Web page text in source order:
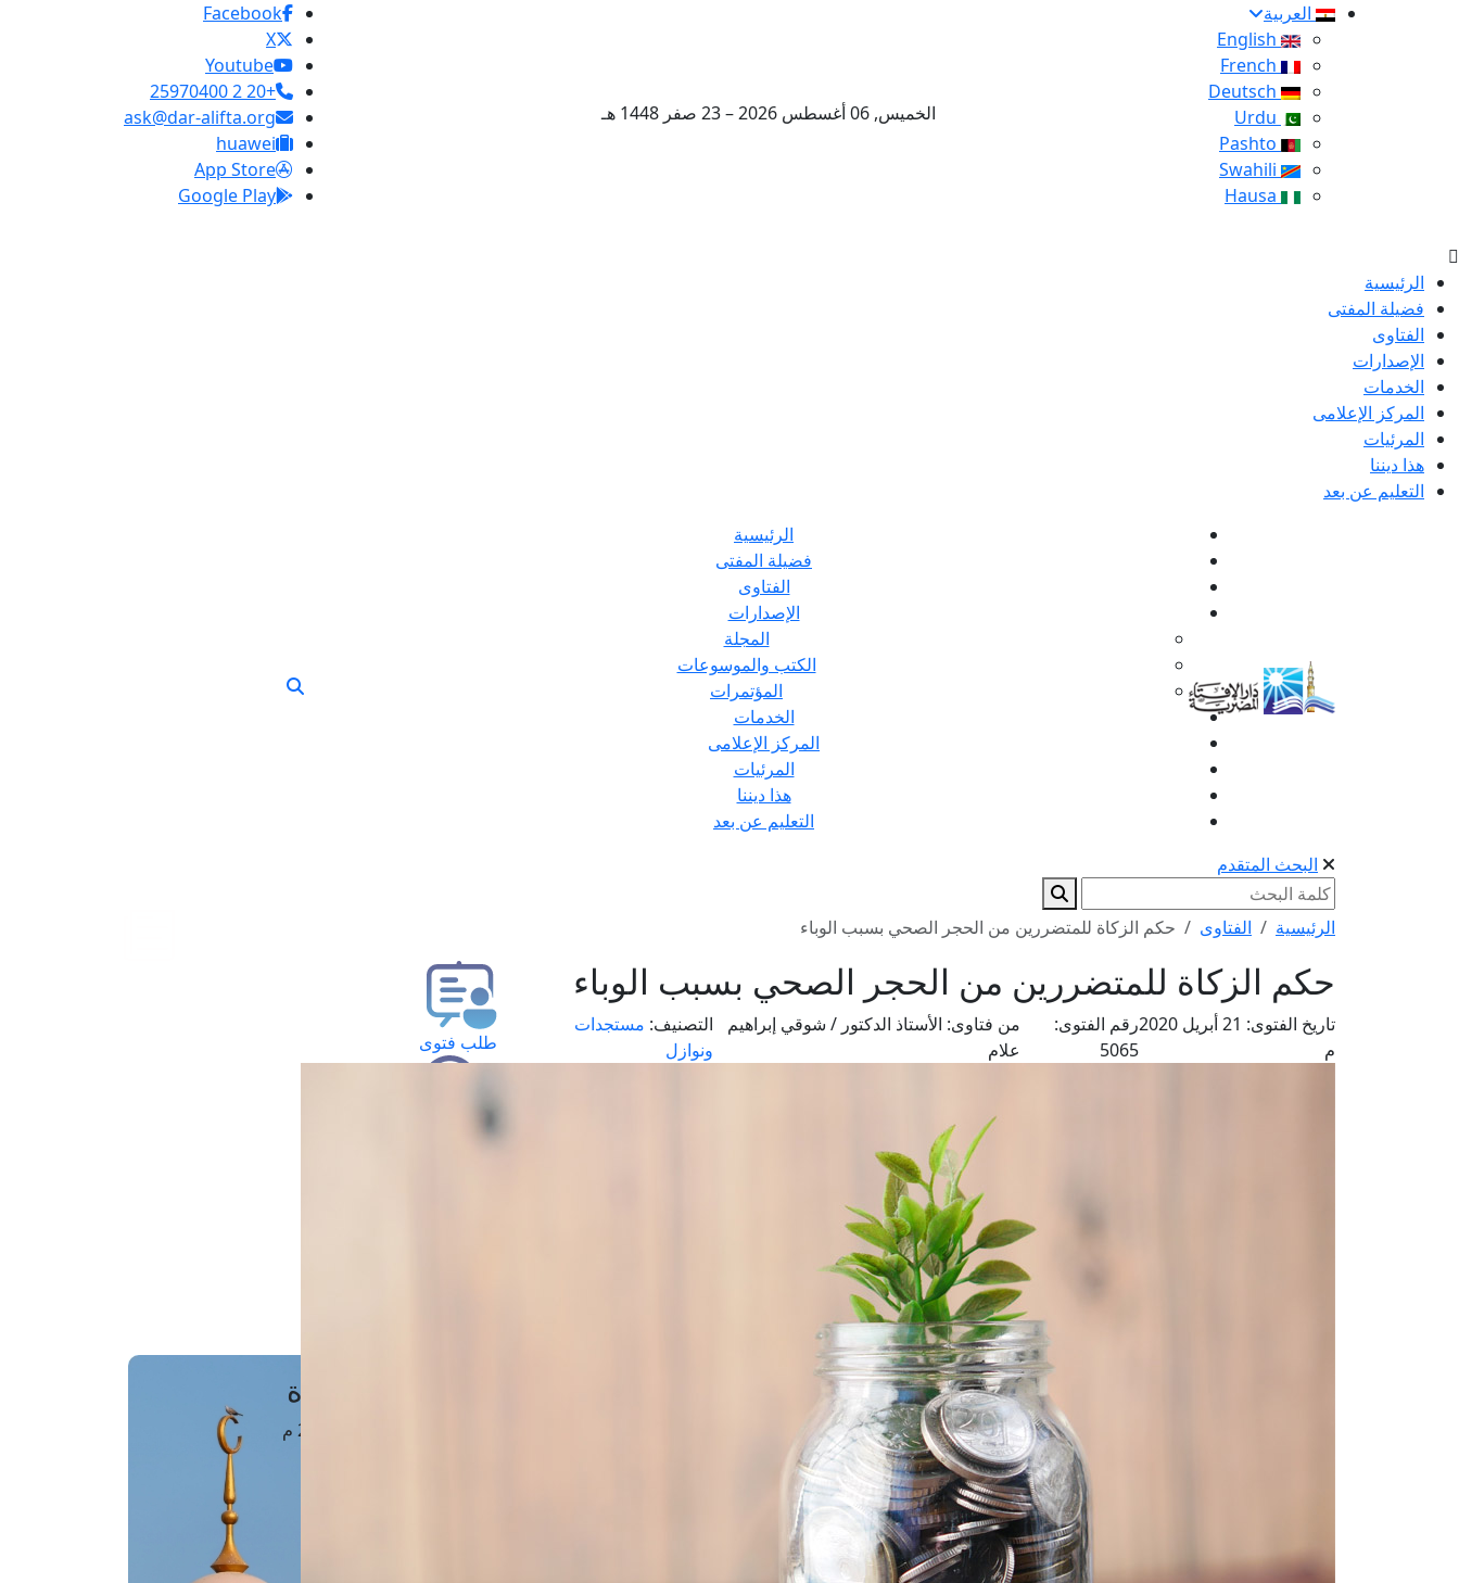
العربية
الخميس, 06 أغسطس 2026 – 23 صفر 1448 هـ
Facebook
X
Youtube
+20 2 25970400
ask@dar-alifta.org
huawei
App Store
Google Play
الرئيسية
فضيلة المفتى
الفتاوى
الإصدارات
الخدمات
المركز الإعلامى
المرئيات
هذا ديننا
التعليم عن بعد
الرئيسية
فضيلة المفتى
الفتاوى
الإصدارات
المجلة
الكتب والموسوعات
المؤتمرات
الخدمات
المركز الإعلامى
المرئيات
هذا ديننا
التعليم عن بعد
البحث المتقدم
الرئيسية الفتاوى حكم الزكاة للمتضررين من الحجر الصحي بسبب الوباء
حكم الزكاة للمتضررين من الحجر الصحي بسبب الوباء
تاريخ الفتوى:
21 أبريل 2020
م
رقم الفتوى:
5065
من فتاوى: الأستاذ الدكتور / شوقي إبراهيم
علام
التصنيف: مستجدات
ونوازل
طلب فتوى
استعلام عن فتوى
مَواقِيتُ الصَّـــلاة